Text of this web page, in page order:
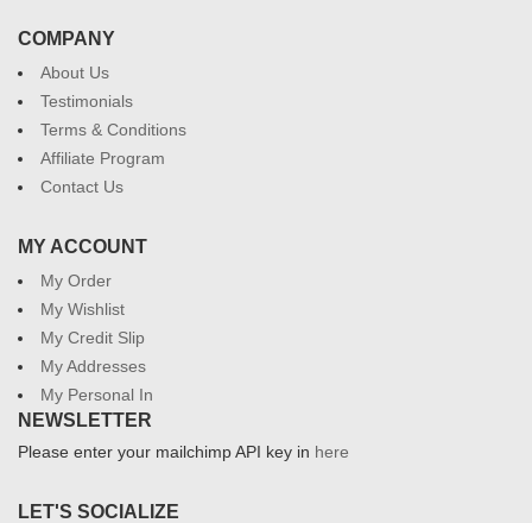
COMPANY
About Us
Testimonials
Terms & Conditions
Affiliate Program
Contact Us
MY ACCOUNT
My Order
My Wishlist
My Credit Slip
My Addresses
My Personal In
NEWSLETTER
Please enter your mailchimp API key in here
LET'S SOCIALIZE